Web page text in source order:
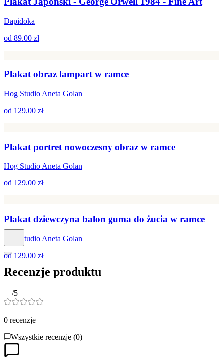
Dapidoka
od 89.00 zł
Plakat obraz lampart w ramce
Hog Studio Aneta Golan
od 129.00 zł
Plakat portret nowoczesny obraz w ramce
Hog Studio Aneta Golan
od 129.00 zł
Plakat dziewczyna balon guma do żucia w ramce
Hog Studio Aneta Golan
od 129.00 zł
Recenzje produktu
—/5
0 recenzje
Wszystkie recenzje (0)